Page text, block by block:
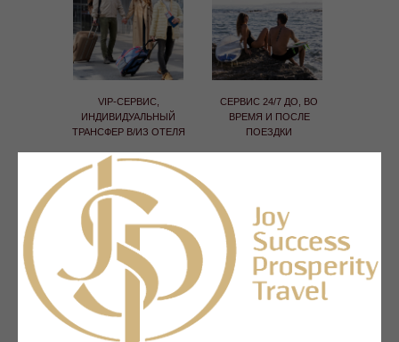
VIP-СЕРВИС,
ИНДИВИДУАЛЬНЫЙ
ТРАНСФЕР В/ИЗ ОТЕЛЯ
СЕРВИС 24/7 ДО, ВО
ВРЕМЯ И ПОСЛЕ
ПОЕЗДКИ
СЛУЖБА КАЧЕСТВА,
ПЛАНИРОВАНИЕ
СЛЕДУЮЩЕЙ ПОЕЗДКИ